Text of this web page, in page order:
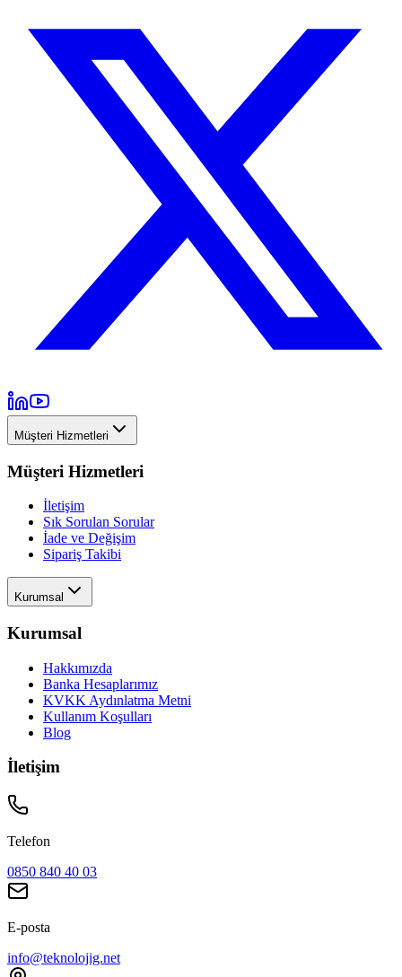
Müşteri Hizmetleri
Müşteri Hizmetleri
İletişim
Sık Sorulan Sorular
İade ve Değişim
Sipariş Takibi
Kurumsal
Kurumsal
Hakkımızda
Banka Hesaplarımız
KVKK Aydınlatma Metni
Kullanım Koşulları
Blog
İletişim
Telefon
0850 840 40 03
E-posta
info@teknolojig.net